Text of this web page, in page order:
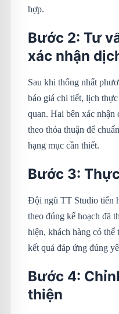
hợp.
Bước 2: Tư
xác nhận
Sau khi thống nhất
báo giá chi tiết, lịch
quan. Hai bên xác nhận
theo thỏa thuận để
hạng mục cần thiết.
Bước 3:
Đội ngũ TT Studio tiến
theo đúng kế hoạch đã
hiện, khách hàng có thể
kết quả đáp ứng đúng
Bước 4:
thiện